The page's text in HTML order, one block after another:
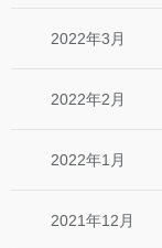
2022年3月
2022年2月
2022年1月
2021年12月